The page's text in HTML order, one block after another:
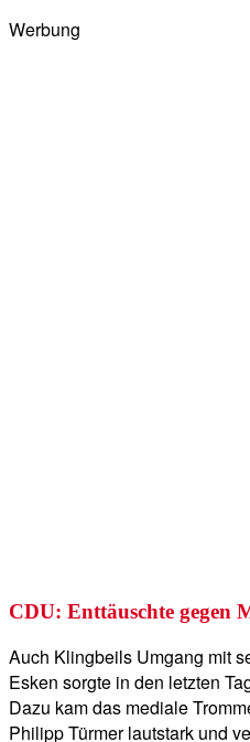
Werbung
CDU: Enttäuschte gegen
Auch Klingbeils Umgang mit
Esken sorgte in den letzten
Dazu kam das mediale
Philipp Türmer lautstark und